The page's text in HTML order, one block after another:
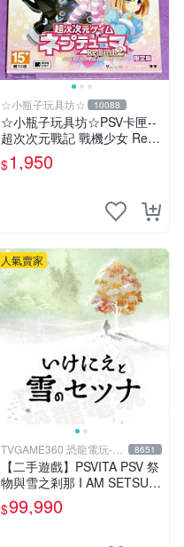
☆小瓶子玩具坊☆ 10088
☆小瓶子玩具坊☆PSV卡匣--
超次次元戰記 戰機少女 Re;Bi
rth2 SISTERS GENERATIO
N 限定版
$1,950
人氣賣家
TVGAME360 恐龍電玩-台
中店
8651
【二手遊戲】PSVITA PSV 祭
物與雪之剎那 I AM SETSUN
日文版【台中恐龍電玩】
$99,990